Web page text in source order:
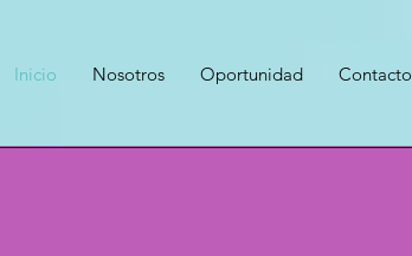
Inicio Nosotros Oportunidad Contacto